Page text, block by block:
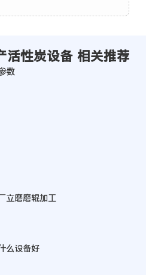
活性炭设备 相关推荐
数
立磨磨辊加工
么设备好